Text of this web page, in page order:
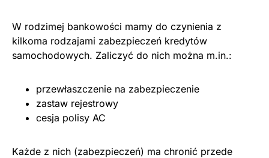
W rodzimej bankowości mamy do czynienia z
kilkoma rodzajami zabezpieczeń kredytów
samochodowych. Zaliczyć do nich można m.in.:
przewłaszczenie na zabezpieczenie
zastaw rejestrowy
cesja polisy AC
Każde z nich (zabezpieczeń) ma chronić przede